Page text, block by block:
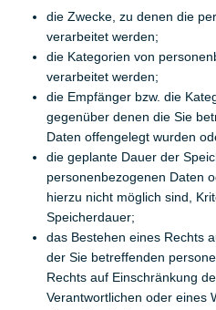
die Zwecke, zu denen die
verarbeitet werden;
die Kategorien von
verarbeitet werden;
die Empfänger bzw. die
gegenüber denen die Sie
Daten offengelegt wurden
die geplante Dauer der
personenbezogenen Daten
hierzu nicht möglich sind,
Speicherdauer;
das Bestehen eines Rechts
der Sie betreffenden
Rechts auf Einschränkung
Verantwortlichen oder eines